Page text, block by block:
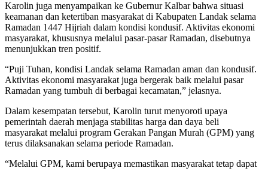
Karolin juga menyampaikan ke Gubernur Kalbar bahwa situasi
keamanan dan ketertiban masyarakat di Kabupaten Landak selama
Ramadan 1447 Hijriah dalam kondisi kondusif. Aktivitas ekonomi
masyarakat, khususnya melalui pasar-pasar Ramadan, disebutnya
menunjukkan tren positif.
“Puji Tuhan, kondisi Landak selama Ramadan aman dan kondusif.
Aktivitas ekonomi masyarakat juga bergerak baik melalui pasar
Ramadan yang tumbuh di berbagai kecamatan,” jelasnya.
Dalam kesempatan tersebut, Karolin turut menyoroti upaya
pemerintah daerah menjaga stabilitas harga dan daya beli
masyarakat melalui program Gerakan Pangan Murah (GPM) yang
terus dilaksanakan selama periode Ramadan.
“Melalui GPM, kami berupaya memastikan masyarakat tetap dapat